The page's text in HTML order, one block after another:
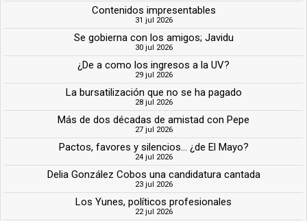
Contenidos impresentables
31 jul 2026
Se gobierna con los amigos; Javidu
30 jul 2026
¿De a como los ingresos a la UV?
29 jul 2026
La bursatilización que no se ha pagado
28 jul 2026
Más de dos décadas de amistad con Pepe
27 jul 2026
Pactos, favores y silencios... ¿de El Mayo?
24 jul 2026
Delia González Cobos una candidatura cantada
23 jul 2026
Los Yunes, políticos profesionales
22 jul 2026